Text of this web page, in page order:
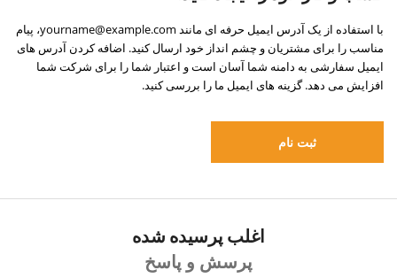
با استفاده از یک آدرس ایمیل حرفه ای مانند yourname@example.com، پیام
مناسب را برای مشتریان و چشم انداز خود ارسال کنید. اضافه کردن آدرس های
ایمیل سفارشی به دامنه شما آسان است و اعتبار شما را برای شرکت شما
افزایش می دهد. گزینه های ایمیل ما را بررسی کنید.
ثبت نام
اغلب پرسیده شده
پرسش و پاسخ